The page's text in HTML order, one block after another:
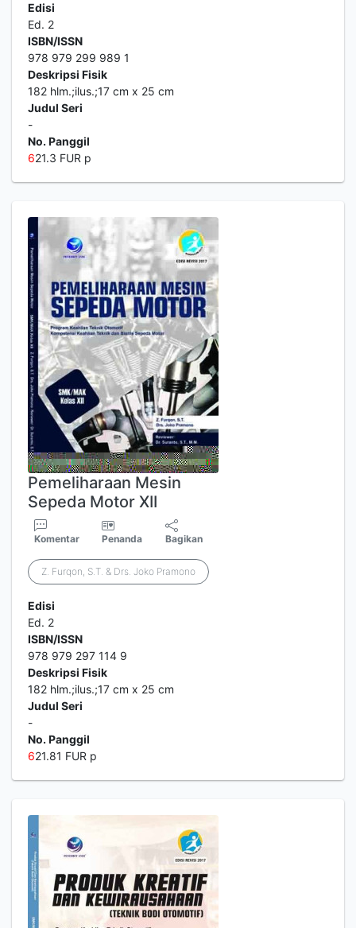
Edisi
Ed. 2
ISBN/ISSN
978 979 299 989 1
Deskripsi Fisik
182 hlm.;ilus.;17 cm x 25 cm
Judul Seri
-
No. Panggil
621.3 FUR p
Pemeliharaan Mesin
Sepeda Motor XII
Komentar Penanda Bagikan
Z. Furqon, S.T. & Drs. Joko Pramono
Edisi
Ed. 2
ISBN/ISSN
978 979 297 114 9
Deskripsi Fisik
182 hlm.;ilus.;17 cm x 25 cm
Judul Seri
-
No. Panggil
621.81 FUR p